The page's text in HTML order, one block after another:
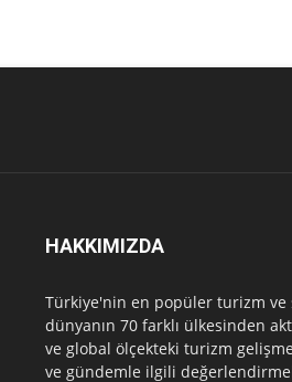
HAKKIMIZDA
Türkiye'nin en popüler turizm ve
dünyanın 70 farklı ülkesinden
ve global ölçekteki turizm
ve gündemle ilgili